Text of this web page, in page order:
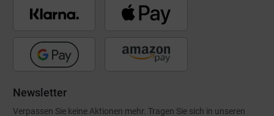
Newsletter
Verpassen Sie keine Aktionen mehr. Tragen Sie sich in unseren